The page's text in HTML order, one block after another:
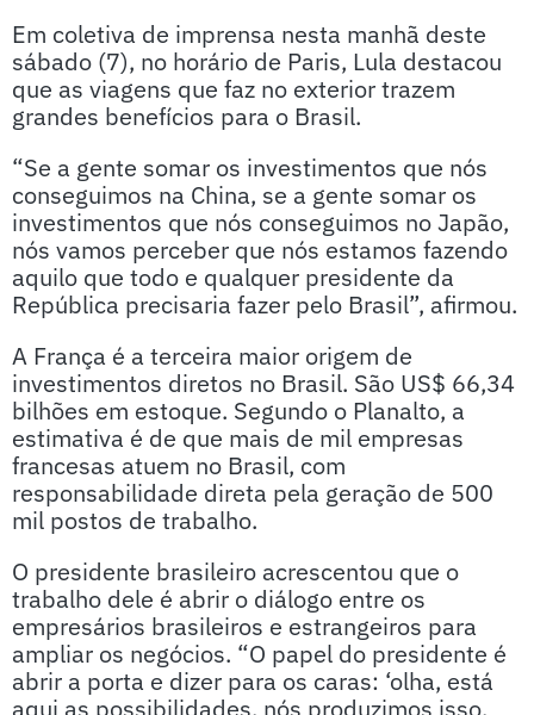
Em coletiva de imprensa nesta manhã deste
sábado (7), no horário de Paris, Lula destacou
que as viagens que faz no exterior trazem
grandes benefícios para o Brasil.
“Se a gente somar os investimentos que nós
conseguimos na China, se a gente somar os
investimentos que nós conseguimos no Japão,
nós vamos perceber que nós estamos fazendo
aquilo que todo e qualquer presidente da
República precisaria fazer pelo Brasil”, afirmou.
A França é a terceira maior origem de
investimentos diretos no Brasil. São US$ 66,34
bilhões em estoque. Segundo o Planalto, a
estimativa é de que mais de mil empresas
francesas atuem no Brasil, com
responsabilidade direta pela geração de 500
mil postos de trabalho.
O presidente brasileiro acrescentou que o
trabalho dele é abrir o diálogo entre os
empresários brasileiros e estrangeiros para
ampliar os negócios. “O papel do presidente é
abrir a porta e dizer para os caras: ‘olha, está
aqui as possibilidades, nós produzimos isso,